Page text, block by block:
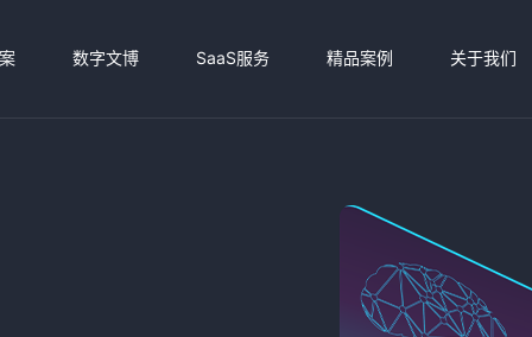
数字文博 SaaS服务 精品案例 关于我们